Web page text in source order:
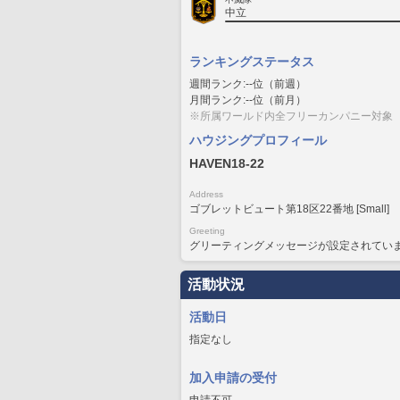
中立
ランキングステータス
週間ランク:--位（前週）
月間ランク:--位（前月）
※所属ワールド内全フリーカンパニー対象
ハウジングプロフィール
HAVEN18-22
Address
ゴブレットビュート第18区22番地 [Small]
Greeting
グリーティングメッセージが設定されてい
活動状況
活動日
指定なし
加入申請の受付